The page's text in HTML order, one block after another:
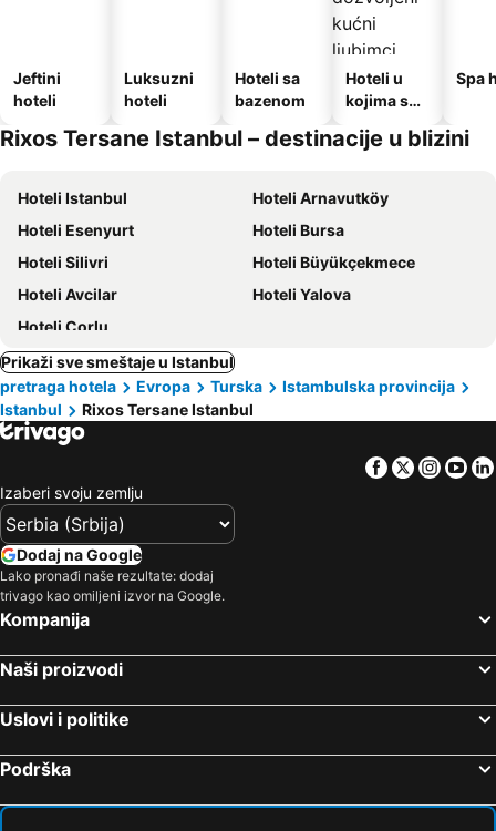
Jeftini
hoteli
Luksuzni
hoteli
Hoteli sa
bazenom
Hoteli u
kojima su
kućni
Spa
Rixos Tersane Istanbul – destinacije u blizini
Hoteli Istanbul
Hoteli Arnavutköy
Hoteli Esenyurt
Hoteli Bursa
Hoteli Silivri
Hoteli Büyükçekmece
Hoteli Avcilar
Hoteli Yalova
Hoteli Çorlu
Prikaži sve smeštaje u Istanbul
pretraga hotela
Evropa Turska
Istambulska provincija
Istanbul
Rixos Tersane Istanbul
Facebook
Twitter
Izaberi svoju zemlju
Dodaj na Google
Lako pronađi naše rezultate: dodaj
trivago kao omiljeni izvor na Google.
Kompanija
Naši proizvodi
Uslovi i politike
Podrška